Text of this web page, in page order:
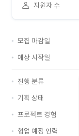
지원자 수
모집 마감일
예상 시작일
진행 분류
기획 상태
프로젝트 경험
협업 예정 인력